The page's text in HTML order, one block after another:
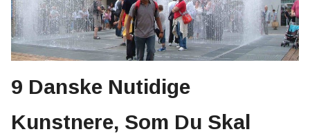
9 Danske Nutidige
Kunstnere, Som Du Skal